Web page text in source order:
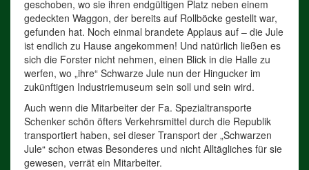
geschoben, wo sie ihren endgültigen Platz neben einem
gedeckten Waggon, der bereits auf Rollböcke gestellt war,
gefunden hat. Noch einmal brandete Applaus auf – die Jule
ist endlich zu Hause angekommen! Und natürlich ließen es
sich die Forster nicht nehmen, einen Blick in die Halle zu
werfen, wo „ihre“ Schwarze Jule nun der Hingucker im
zukünftigen Industriemuseum sein soll und sein wird.
Auch wenn die Mitarbeiter der Fa. Spezialtransporte
Schenker schön öfters Verkehrsmittel durch die Republik
transportiert haben, sei dieser Transport der „Schwarzen
Jule“ schon etwas Besonderes und nicht Alltägliches für sie
gewesen, verrät ein Mitarbeiter.